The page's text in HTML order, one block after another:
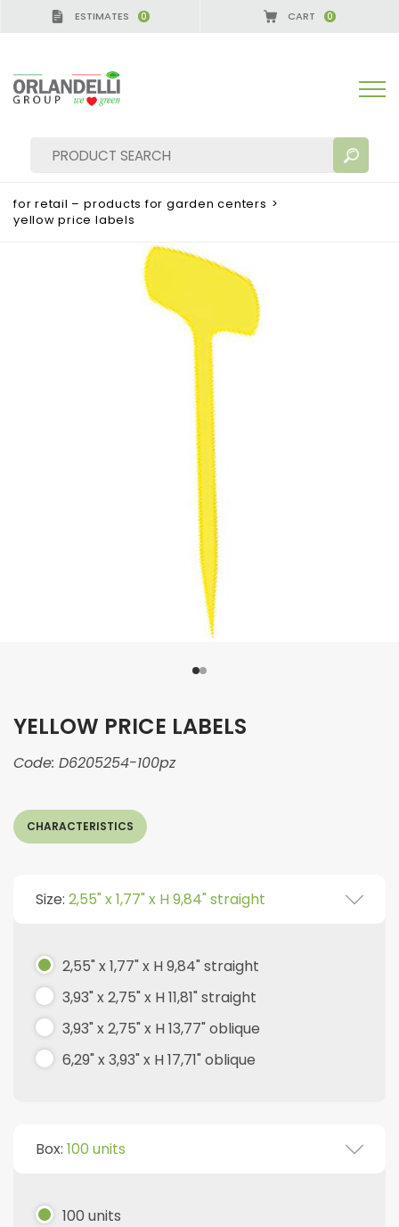
ESTIMATES 0 CART 0
for retail – products for garden centers >
yellow price labels
YELLOW PRICE LABELS
Code: D6205254-100pz
CHARACTERISTICS
Size: 2,55" x 1,77" x H 9,84" straight
2,55" x 1,77" x H 9,84" straight
3,93" x 2,75" x H 11,81" straight
3,93" x 2,75" x H 13,77" oblique
6,29" x 3,93" x H 17,71" oblique
Box: 100 units
100 units
GERMANY - SPONSOR